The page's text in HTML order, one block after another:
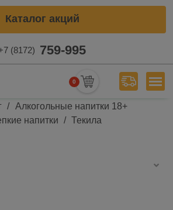
Каталог акций
(8172) 759-995
0 Меню
Алкогольные напитки 18+
напитки Текила